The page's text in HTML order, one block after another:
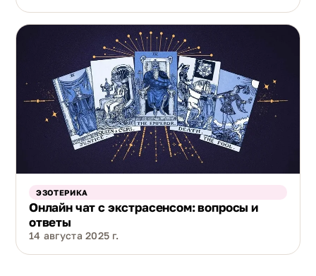
ЭЗОТЕРИКА
Онлайн чат с экстрасенсом: вопросы и
ответы
14 августа 2025 г.